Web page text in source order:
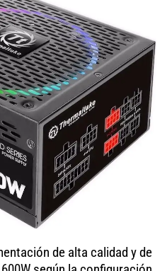
de alta calidad y de